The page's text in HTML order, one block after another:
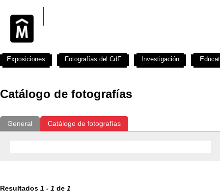
Catálogo de fotografías
General Catálogo de fotografías
Resultados 1 - 1 de 1
Exposiciones Fotografías del CdF Investigación